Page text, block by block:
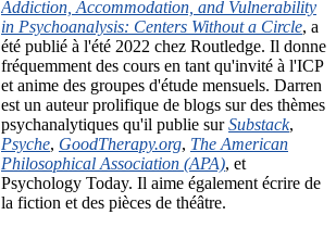
Addiction, Accommodation, and Vulnerability
in Psychoanalysis: Centers Without a Circle, a
été publié à l'été 2022 chez Routledge. Il donne
fréquemment des cours en tant qu'invité à l'ICP
et anime des groupes d'étude mensuels. Darren
est un auteur prolifique de blogs sur des thèmes
psychanalytiques qu'il publie surSubstack,
Psyche, GoodTherapy.org, The American
Philosophical Association (APA), et
Psychology Today. Il aime également écrire de
la fiction et des pièces de théâtre.